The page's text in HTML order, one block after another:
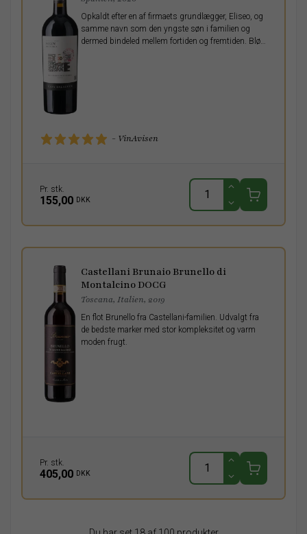
Opkaldt efter en af firmaets grundlægger, Eliseo, og
samme navn som den yngste søn i familien og
dermed bindeled mellem fortiden og fremtiden. Blød
- VinAvisen
Pr. stk.
155,00 DKK
Castellani Brunaio Brunello di
Montalcino DOCG
Toscana, Italien, 2019
En flot Brunello fra Castellani-familien. Udvalgt fra
de bedste marker med stor kompleksitet og varm
moden frugt.
Pr. stk.
405,00 DKK